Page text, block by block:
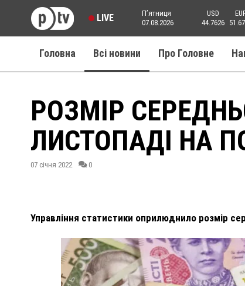
LIVE
Пʼятниця
07.08.2026
USD
44.7626
Головна Всі новини Про Головне
РОЗМІР
ЛИСТОПАДІ НА
07 січня 2022 0
Управління статистики оприлюднило розмір